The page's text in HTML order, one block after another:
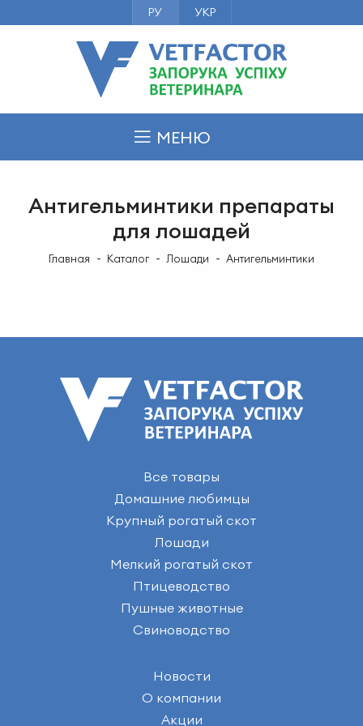
РУ УКР
МЕНЮ
Антигельминтики препараты
для лошадей
Главная Каталог Лошади Антигельминтики
Все товары
Домашние любимцы
Крупный рогатый скот
Лошади
Мелкий рогатый скот
Птицеводство
Пушные животные
Свиноводство
Новости
О компании
Акции